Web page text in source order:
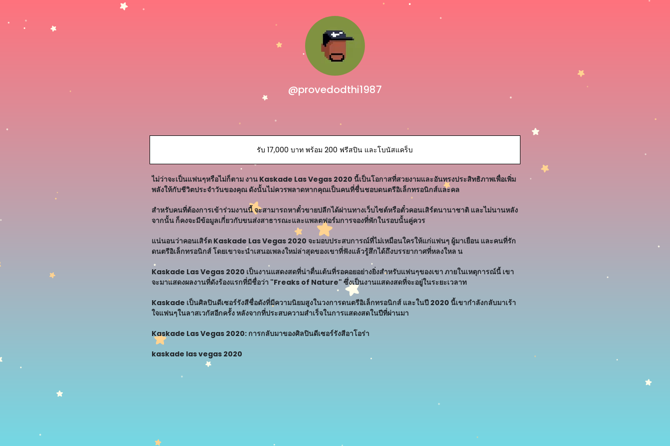
@provedodthi1987
รับ 17,000 บาท พร้อม 200 ฟรีสปิน และโบนัสแคร็บ
ไม่ว่าจะเป็นแฟนๆหรือไม่ก็ตาม งาน Kaskade Las Vegas 2020 นี้เป็นโอกาสที่สวยงามและอันทรงประสิทธิภาพเพื่อเพิ่ม
พลังให้กับชีวิตประจำวันของคุณ ดังนั้นไม่ควรพลาดหากคุณเป็นคนที่ชื่นชอบดนตรีอิเล็กทรอนิกส์และคล
สำหรับคนที่ต้องการเข้าร่วมงานนี้ จะสามารถหาตั๋วขายปลีกได้ผ่านทางเว็บไซต์หรือตั๋วคอนเสิร์ตนานาชาติ และไม่นานหลัง
จากนั้น ก็คงจะมีข้อมูลเกี่ยวกับขนส่งสาธารณะและแพลตฟอร์มการจองที่พักในรอบนั้นคู่ควร
แน่นอนว่าคอนเสิร์ต Kaskade Las Vegas 2020 จะมอบประสบการณ์ที่ไม่เหมือนใครให้แก่แฟนๆ ผู้มาเยือน และคนที่รัก
ดนตรีอิเล็กทรอนิกส์ โดยเขาจะนำเสนอเพลงใหม่ล่าสุดของเขาที่ฟังแล้วรู้สึกได้ถึงบรรยากาศที่หลงใหล น
Kaskade Las Vegas 2020 เป็นงานแสดงสดที่น่าตื่นเต้นที่รอคอยอย่างยิ่งสำหรับแฟนๆของเขา ภายในเหตุการณ์นี้ เขา
จะมาแสดงผลงานที่ดังร้องแรกที่มีชื่อว่า "Freaks of Nature" ซึ่งเป็นงานแสดงสดที่จะอยู่ในระยะเวลาท
Kaskade เป็นศิลปินดีเซอร์รังสีชื่อดังที่มีความนิยมสูงในวงการดนตรีอิเล็กทรอนิกส์ และในปี 2020 นี้เขากำลังกลับมาเร้า
ใจแฟนๆในลาสเวกัสอีกครั้ง หลังจากที่ประสบความสำเร็จในการแสดงสดในปีที่ผ่านมา
Kaskade Las Vegas 2020: การกลับมาของศิลปินดีเซอร์รังสีอาโอร่า
kaskade las vegas 2020